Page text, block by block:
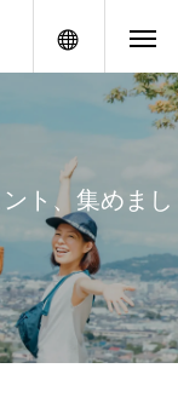
メニュー
ン ト 、 集め ま し